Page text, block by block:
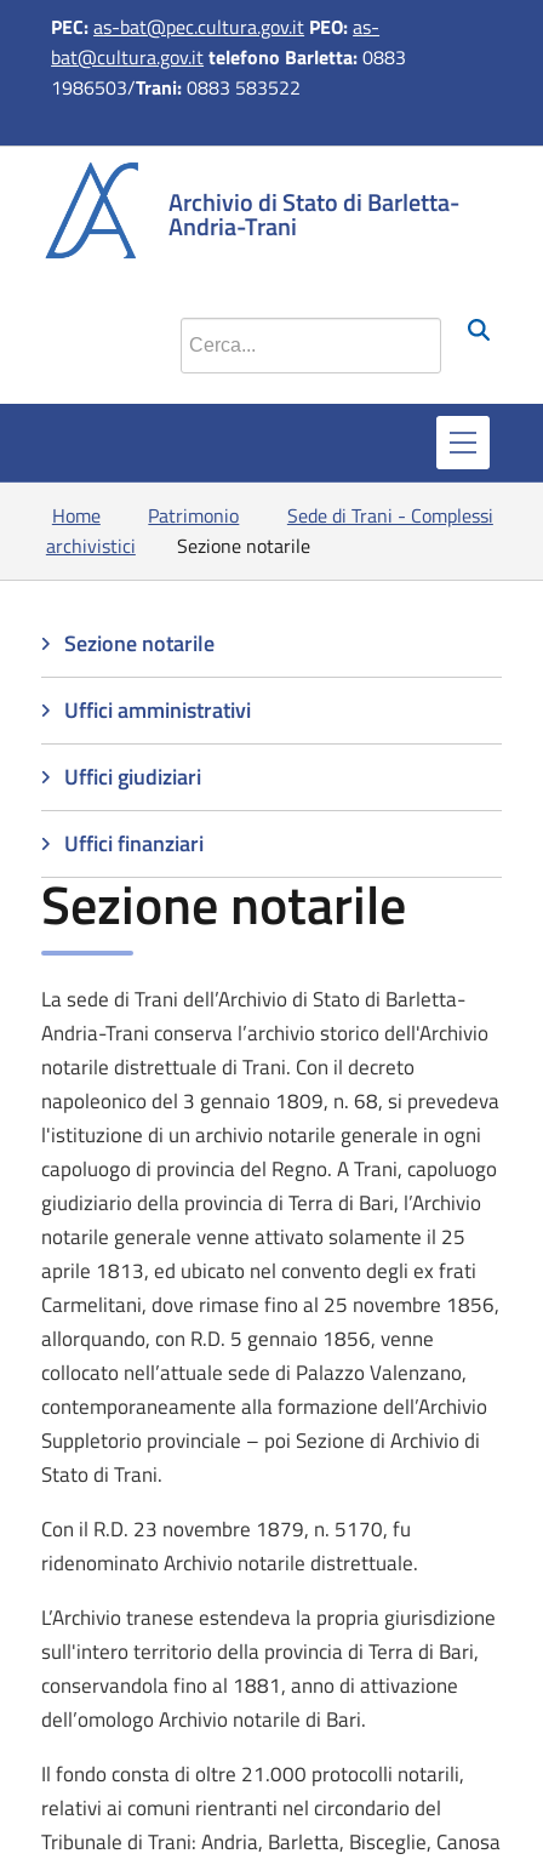
PEC:as-bat@pec.cultura.gov.it PEO:as-
bat@cultura.gov.ittelefono Barletta:0883
1986503/Trani:0883 583522
Archivio di Stato di Barletta-
Andria-Trani
Cerca nel sito
Home Patrimonio
Sede di Trani - Complessi
archivistici
Sezione notarile
Sezione notarile
Uffici amministrativi
Uffici giudiziari
Uffici finanziari
Sezione notarile
La sede di Trani dell’Archivio di Stato di Barletta-
Andria-Trani conserva l’archivio storico dell'Archivio
notarile distrettuale di Trani. Con il decreto
napoleonico del 3 gennaio 1809, n. 68, si prevedeva
l'istituzione di un archivio notarile generale in ogni
capoluogo di provincia del Regno. A Trani, capoluogo
giudiziario della provincia di Terra di Bari, l’Archivio
notarile generale venne attivato solamente il 25
aprile 1813, ed ubicato nel convento degli ex frati
Carmelitani, dove rimase fino al 25 novembre 1856,
allorquando, con R.D. 5 gennaio 1856, venne
collocato nell’attuale sede di Palazzo Valenzano,
contemporaneamente alla formazione dell’Archivio
Suppletorio provinciale – poi Sezione di Archivio di
Stato di Trani.
Con il R.D. 23 novembre 1879, n. 5170, fu
ridenominato Archivio notarile distrettuale.
L’Archivio tranese estendeva la propria giurisdizione
sull'intero territorio della provincia di Terra di Bari,
conservandola fino al 1881, anno di attivazione
dell’omologo Archivio notarile di Bari.
Il fondo consta di oltre 21.000 protocolli notarili,
relativi ai comuni rientranti nel circondario del
Tribunale di Trani: Andria, Barletta, Bisceglie, Canosa